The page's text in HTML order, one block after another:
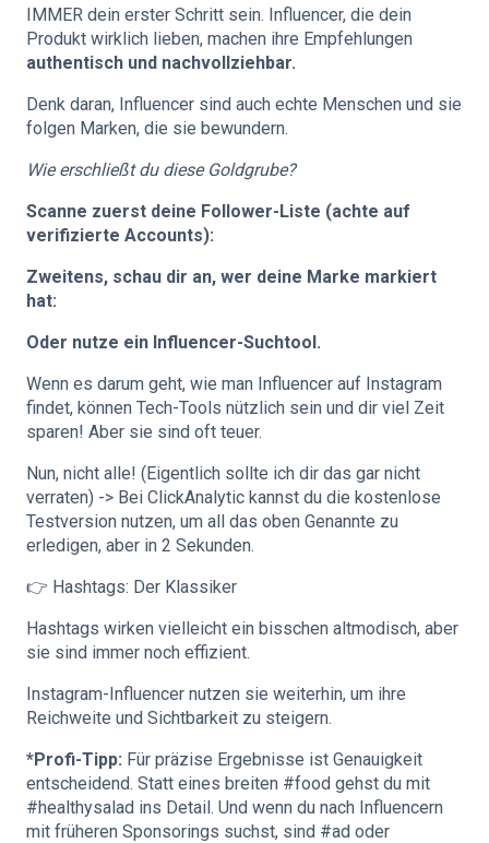
IMMER dein erster Schritt sein. Influencer, die dein
Produkt wirklich lieben, machen ihre Empfehlungen
authentisch und nachvollziehbar.
Denk daran, Influencer sind auch echte Menschen und sie
folgen Marken, die sie bewundern.
Wie erschließt du diese Goldgrube?
Scanne zuerst deine Follower-Liste (achte auf
verifizierte Accounts):
Zweitens, schau dir an, wer deine Marke markiert
hat:
Oder nutze ein Influencer-Suchtool.
Wenn es darum geht, wie man Influencer auf Instagram
findet, können Tech-Tools nützlich sein und dir viel Zeit
sparen! Aber sie sind oft teuer.
Nun, nicht alle! (Eigentlich sollte ich dir das gar nicht
verraten) -> Bei ClickAnalytic kannst du die kostenlose
Testversion nutzen, um all das oben Genannte zu
erledigen, aber in 2 Sekunden.
👉 Hashtags: Der Klassiker
Hashtags wirken vielleicht ein bisschen altmodisch, aber
sie sind immer noch effizient.
Instagram-Influencer nutzen sie weiterhin, um ihre
Reichweite und Sichtbarkeit zu steigern.
*Profi-Tipp: Für präzise Ergebnisse ist Genauigkeit
entscheidend. Statt eines breiten #food gehst du mit
#healthysalad ins Detail. Und wenn du nach Influencern
mit früheren Sponsorings suchst, sind #ad oder